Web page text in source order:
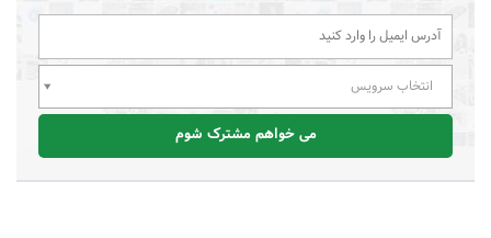
انتخاب سرویس
می خواهم مشترک شوم